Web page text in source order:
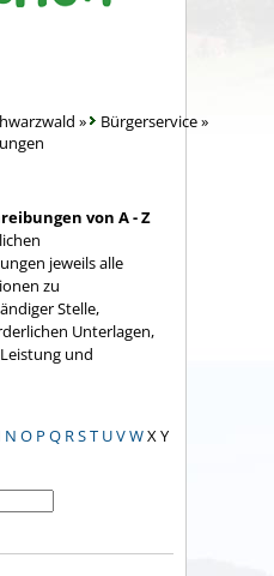
» Bürgerservice»
von A - Z
jeweils alle
zu
Stelle,
Unterlagen,
und
N O P Q RST UVWXY